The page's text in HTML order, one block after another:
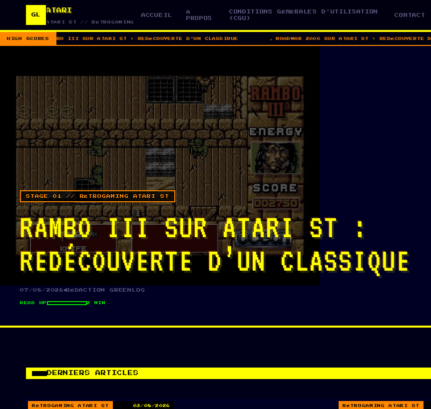
GL
ATARI
ATARI ST // RÉTROGAMING
ACCUEIL
À
PROPOS
CONDITIONS GÉNÉRALES D’UTILISATION
(CGU)
CONTACT
HIGH SCORESRAMBO III SUR ATARI ST : REDÉCOUVERTE D’UN CLASSIQUE ROADWAR 2000 SUR ATARI ST : REDÉCOUVERTE
STAGE 01 // RÉTROGAMING ATARI ST
RAMBO III SUR ATARI ST :
REDÉCOUVERTE D’UN CLASSIQUE
07/08/2026 RÉDACTION GREENLOG
READ HP 2 MIN
DERNIERS ARTICLES
RÉTROGAMING ATARI ST 03/08/2026 RÉTROGAMING ATARI ST